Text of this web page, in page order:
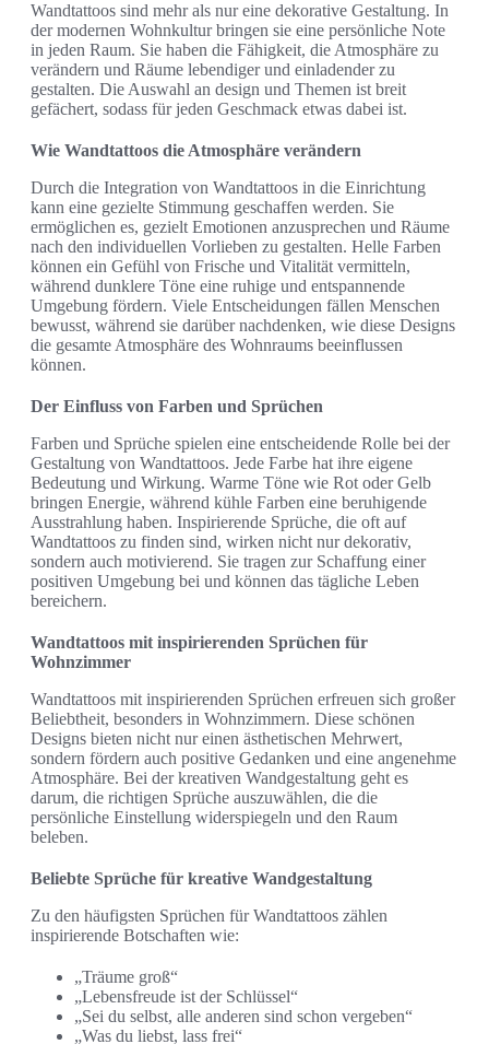
Wandtattoos sind mehr als nur eine dekorative Gestaltung. In
der modernen Wohnkultur bringen sie eine persönliche Note
in jeden Raum. Sie haben die Fähigkeit, die Atmosphäre zu
verändern und Räume lebendiger und einladender zu
gestalten. Die Auswahl an design und Themen ist breit
gefächert, sodass für jeden Geschmack etwas dabei ist.
Wie Wandtattoos die Atmosphäre verändern
Durch die Integration von Wandtattoos in die Einrichtung
kann eine gezielte Stimmung geschaffen werden. Sie
ermöglichen es, gezielt Emotionen anzusprechen und Räume
nach den individuellen Vorlieben zu gestalten. Helle Farben
können ein Gefühl von Frische und Vitalität vermitteln,
während dunklere Töne eine ruhige und entspannende
Umgebung fördern. Viele Entscheidungen fällen Menschen
bewusst, während sie darüber nachdenken, wie diese Designs
die gesamte Atmosphäre des Wohnraums beeinflussen
können.
Der Einfluss von Farben und Sprüchen
Farben und Sprüche spielen eine entscheidende Rolle bei der
Gestaltung von Wandtattoos. Jede Farbe hat ihre eigene
Bedeutung und Wirkung. Warme Töne wie Rot oder Gelb
bringen Energie, während kühle Farben eine beruhigende
Ausstrahlung haben. Inspirierende Sprüche, die oft auf
Wandtattoos zu finden sind, wirken nicht nur dekorativ,
sondern auch motivierend. Sie tragen zur Schaffung einer
positiven Umgebung bei und können das tägliche Leben
bereichern.
Wandtattoos mit inspirierenden Sprüchen für
Wohnzimmer
Wandtattoos mit inspirierenden Sprüchen erfreuen sich großer
Beliebtheit, besonders in Wohnzimmern. Diese schönen
Designs bieten nicht nur einen ästhetischen Mehrwert,
sondern fördern auch positive Gedanken und eine angenehme
Atmosphäre. Bei der kreativen Wandgestaltung geht es
darum, die richtigen Sprüche auszuwählen, die die
persönliche Einstellung widerspiegeln und den Raum
beleben.
Beliebte Sprüche für kreative Wandgestaltung
Zu den häufigsten Sprüchen für Wandtattoos zählen
inspirierende Botschaften wie:
„Träume groß“
„Lebensfreude ist der Schlüssel“
„Sei du selbst, alle anderen sind schon vergeben“
„Was du liebst, lass frei“